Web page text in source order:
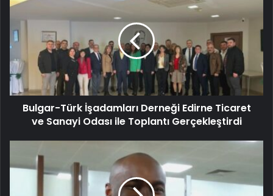
Bulgar-Türk İşadamları Derneği Edirne Ticaret
ve Sanayi Odası ile Toplantı Gerçekleştirdi